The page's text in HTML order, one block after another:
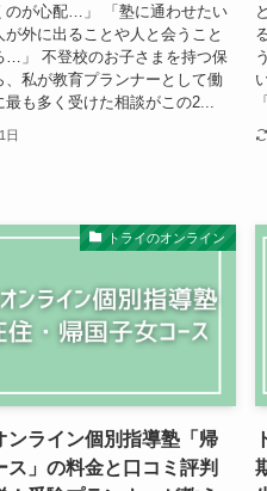
のが心配…」 「塾に通わせたい
が外に出ることや人と会うこと
…」 不登校のお子さまを持つ保
、私が教育プランナーとして働
も多く受けた相談がこの2...
日
トライのオンライン
ンライン個別指導塾「帰
ス」の料金と口コミ評判